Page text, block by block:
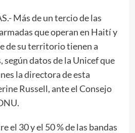
Más de un tercio de las
que operan en Haití y
de su territorio tienen a
según datos de la Unicef que
la directora de esta
Russell, ante el Consejo
el 30 y el 50 % de las bandas